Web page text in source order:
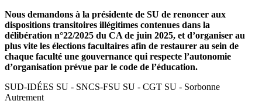
Nous demandons à la présidente de SU de renoncer aux
dispositions transitoires illégitimes contenues dans la
délibération n°22/2025 du CA de juin 2025, et d’organiser au
plus vite les élections facultaires afin de restaurer au sein de
chaque faculté une gouvernance qui respecte l’autonomie
d’organisation prévue par le code de l’éducation.
SUD-IDÉES SU - SNCS-FSU SU - CGT SU - Sorbonne
Autrement